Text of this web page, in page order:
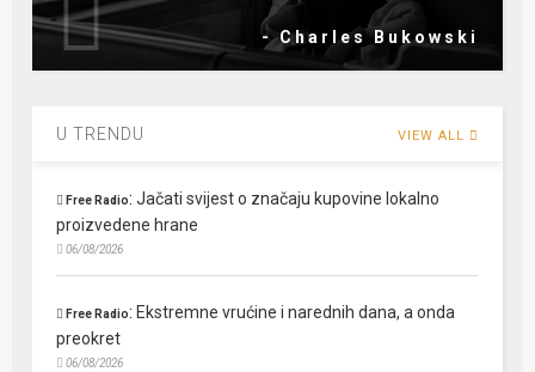
- Charles Bukowski
U TRENDU VIEW ALL
Free Radio:Jačati svijest o značaju kupovine lokalno
proizvedene hrane
06/08/2026
Free Radio: Ekstremne vrućine i narednih dana, a onda
preokret
06/08/2026